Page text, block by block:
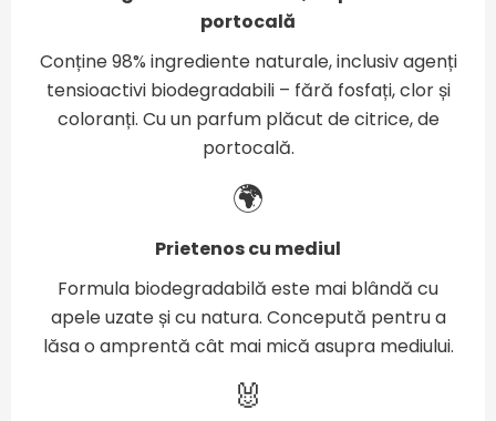
portocală
Conține 98% ingrediente naturale, inclusiv agenți
tensioactivi biodegradabili – fără fosfați, clor și
coloranți. Cu un parfum plăcut de citrice, de
portocală.
🌍
Prietenos cu mediul
Formula biodegradabilă este mai blândă cu
apele uzate și cu natura. Concepută pentru a
lăsa o amprentă cât mai mică asupra mediului.
🐰